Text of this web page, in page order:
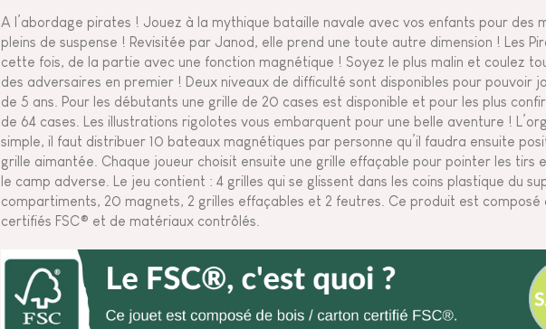
A l’abordage pirates ! Jouez à la mythique bataille navale avec vos enfants pour des
pleins de suspense ! Revisitée par Janod, elle prend une toute autre dimension ! Les
cette fois, de la partie avec une fonction magnétique ! Soyez le plus malin et coulez
des adversaires en premier ! Deux niveaux de difficulté sont disponibles pour pouvoir
de 5 ans. Pour les débutants une grille de 20 cases est disponible et pour les plus
de 64 cases. Les illustrations rigolotes vous embarquent pour une belle aventure !
simple, il faut distribuer 10 bateaux magnétiques par personne qu’il faudra ensuite
grille aimantée. Chaque joueur choisit ensuite une grille effaçable pour pointer les tirs
le camp adverse. Le jeu contient : 4 grilles qui se glissent dans les coins plastique du
compartiments, 20 magnets, 2 grilles effaçables et 2 feutres. Ce produit est composé
certifiés FSC® et de matériaux contrôlés.